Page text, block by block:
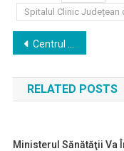
Spitalul Clinic Județean
Navigare
în
articole
Centrul Medical de Diagnostic şi Tratament Ambulatoriu „Academician Ştefan Milcu“ București organizează concurs pentru ocuparea unui post vacant
RELATED POSTS
Ministerul Sănătăţii Va